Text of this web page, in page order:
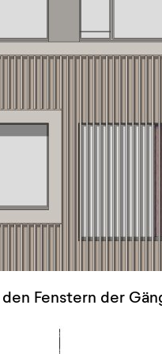
Fenstern der